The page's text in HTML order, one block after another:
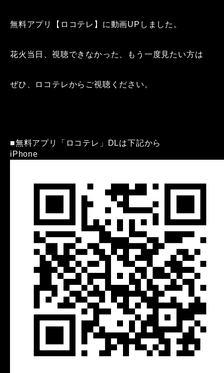
無料アプリ【ロコテレ】に動画UPしました。
花火当日、視聴できなかった、もう一度見たい方は
ぜひ、ロコテレからご視聴ください。
■無料アプリ「ロコテレ」DLは下記から
iPhone